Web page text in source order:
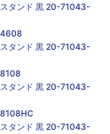
タンド 黒 20-71043-
タンド 黒 20-71043-
タンド 黒 20-71043-
タンド 黒 20-71043-